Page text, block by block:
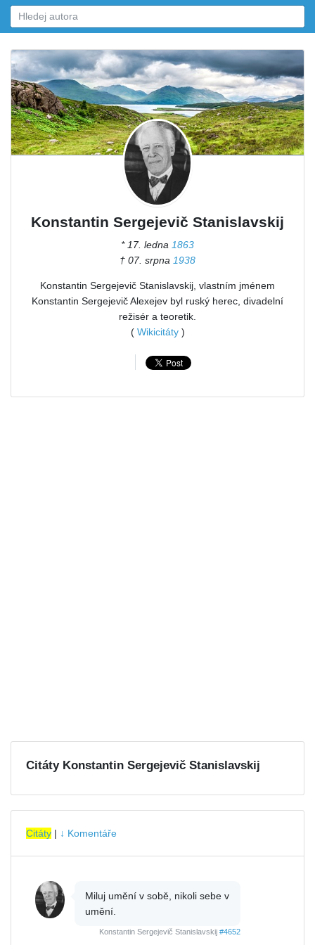
Konstantin Sergejevič Stanislavskij
* 17. ledna 1863
† 07. srpna 1938
Konstantin Sergejevič Stanislavskij, vlastním jménem
Konstantin Sergejevič Alexejev byl ruský herec, divadelní
režisér a teoretik.
( Wikicitáty)
Citáty Konstantin Sergejevič Stanislavskij
Citáty | ↓ Komentáře
Miluj umění v sobě, nikoli sebe v
umění.
Konstantin Sergejevič Stanislavskij #4652